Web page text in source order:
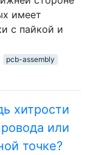
имеет
с пайкой и
pcb-assembly
хитрости
или
точке?